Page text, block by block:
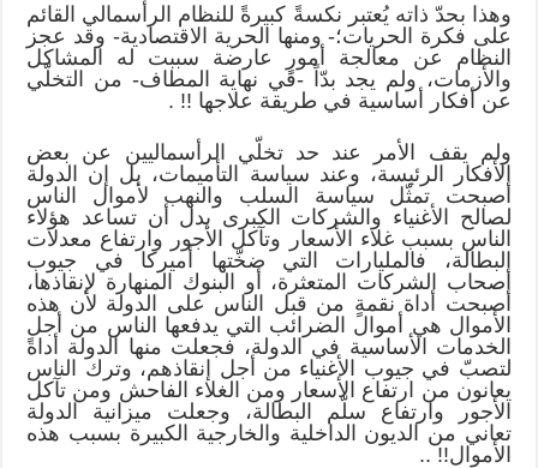
وهذا بحدّ ذاته يُعتبر نكسةً كبيرةً للنظام الرأسمالي القائم
على فكرة الحريات؛- ومنها الحرية الاقتصادية- وقد عجز
النظام عن معالجة أمورٍ عارضة سببت له المشاكل
والأزمات، ولم يجد بدّاً -في نهاية المطاف- من التخلّي
عن أفكار أساسية في طريقة علاجها !! .
ولم يقف الأمر عند حد تخلّي الرأسماليين عن بعض
الأفكار الرئيسة، وعند سياسة التأميمات، بل إن الدولة
أصبحت تمثّل سياسة السلب والنهب لأموال الناس
لصالح الأغنياء والشركات الكبرى بدل أن تساعد هؤلاء
الناس بسبب غلاء الأسعار وتآكل الأجور وارتفاع معدلات
البطالة، فالمليارات التي ضخّتها أميركا في جيوب
أصحاب الشركات المتعثرة، أو البنوك المنهارة لإنقاذها،
أصبحت أداة نقمةٍ من قبل الناس على الدولة لأن هذه
الأموال هي أموال الضرائب التي يدفعها الناس من أجل
الخدمات الأساسية في الدولة، فجعلت منها الدولة أداةً
لتصبّ في جيوب الأغنياء من أجل إنقاذهم، وترك الناس
يعانون من ارتفاع الأسعار ومن الغلاء الفاحش ومن تآكل
الأجور وارتفاع سلّم البطالة، وجعلت ميزانية الدولة
تعاني من الديون الداخلية والخارجية الكبيرة بسبب هذه
الأموال!! ..